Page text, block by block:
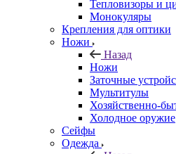
Тепловизоры и
Монокуляры
Крепления для оптики
Ножи
Назад
Ножи
Заточные
Мультитулы
Хозяйственно-
Холодное оружие
Сейфы
Одежда